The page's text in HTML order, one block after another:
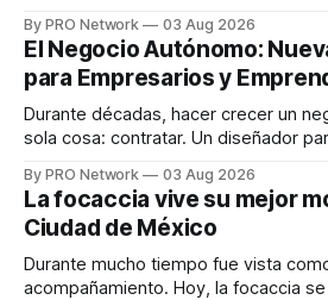
INTERIUS, el problema suele estar en otro
una entrevista para el podcast SER
marketing digital explicó que
By PRO Network 03 Aug 2026
El Negocio Autónomo:
para Empresarios y
Durante décadas, hacer crecer un
sola cosa: contratar. Un diseñador
para los textos, alguien que supiera
para encontrar prospectos, un
llamadas y mensajes, y —con
By PRO Network 03 Aug 2026
La focaccia vive su mejor
Ciudad de México
Durante mucho tiempo fue vista
acompañamiento. Hoy, la focaccia